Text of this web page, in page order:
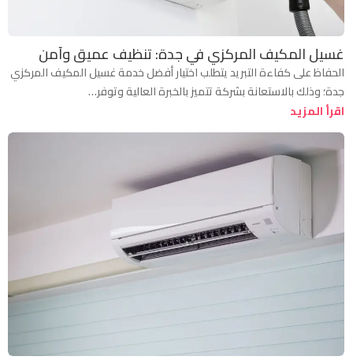
غسيل المكيف المركزي في جدة: تنظيف عميق وآمن
الحفاظ على كفاءة التبريد يتطلب اختيار أفضل خدمة غسيل المكيف المركزي
جدة؛ وذلك بالاستعانة بشركة تتميز بالخبرة العالية وتوفر…
اقرأ المزيد